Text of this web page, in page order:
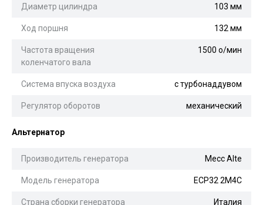
Диаметр цилиндра 103 мм
Ход поршня 132 мм
Частота вращения
коленчатого вала
1500 о/мин
Система впуска воздуха с турбонаддувом
Регулятор оборотов механический
Альтернатор
Производитель генератора Mecc Alte
Модель генератора ECP32 2M4С
Страна сборки генератора Италия